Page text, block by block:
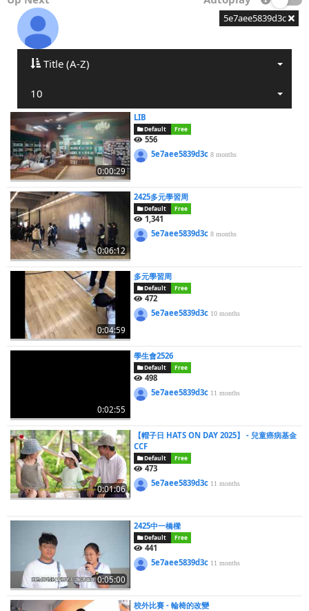
5e7aee5839d3c
Title (A-Z)
10
0:00:29
LIB
Default Free
556
5e7aee5839d3c8 months
0:06:12
2425多元學習周
Default Free
1,341
5e7aee5839d3c8 months
0:04:59
多元學習周
Default Free
472
5e7aee5839d3c 10 months
0:02:55
學生會2526
Default Free
498
5e7aee5839d3c 11 months
0:01:06
【帽子日 HATS ON DAY 2025】 - 兒童癌病基金
CCF
Default Free
473
5e7aee5839d3c 11 months
0:05:00
2425中一橋樑
Default Free
441
5e7aee5839d3c 11 months
校外比賽 - 輪椅的改變